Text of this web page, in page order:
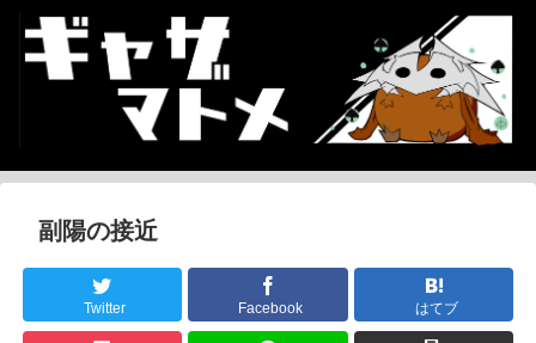
副陽の接近
Twitter Facebook はてブ